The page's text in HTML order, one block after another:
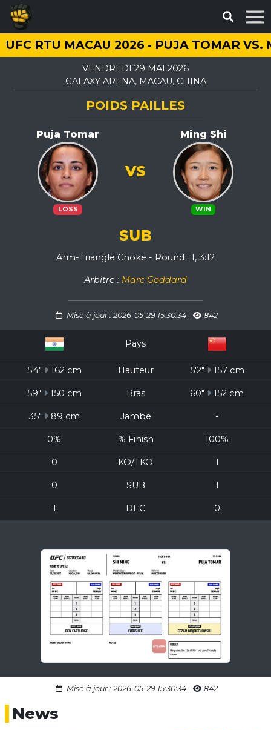
UFC RTU MACAU 2026 - PUJA TOMAR VS.
VENDREDI 29 MAI 2026
GALAXY ARENA, MACAU, CHINA
POIDS PAILLES
Puja Tomar
LOSS
Ming Shi
WIN
VS
SUB
Arm-Triangle Choke - Round : 1, 3:12
Arbitre : Marc Goddard
Mise à jour : 2026-05-29 15:30:34 842
Pays
5'4" 162 cm Hauteur 5'2" 157 cm
59" 150 cm Bras 60" 152 cm
35" 89 cm Jambe -
0% % Finish 100%
0 KO/TKO 1
0 SUB 1
1 DEC 0
Mise à jour : 2026-05-29 15:30:34 842
News